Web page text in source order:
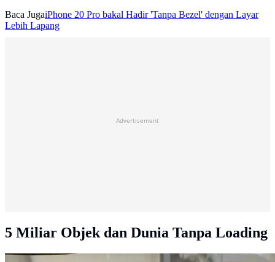
Baca JugaiPhone 20 Pro bakal Hadir 'Tanpa Bezel' dengan Layar
Lebih Lapang
Advertisement
5 Miliar Objek dan Dunia Tanpa Loading